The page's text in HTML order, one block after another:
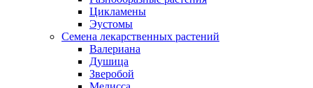
Цикламены
Эустомы
Семена лекарственных растений
Валериана
Душица
Зверобой